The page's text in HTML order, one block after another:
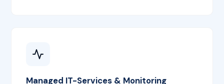
Managed IT-Services & Monitoring